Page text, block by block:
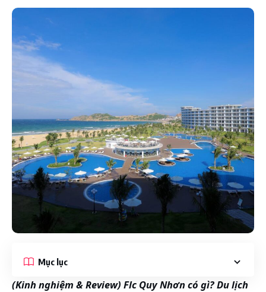
Mục lục
(Kinh nghiệm & Review) Flc Quy Nhơn có gì? Du lịch